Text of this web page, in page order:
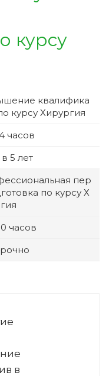
курсу
квалифика
курсу Хирургия
часов
в 5 лет
пер
по курсу Х
часов
в